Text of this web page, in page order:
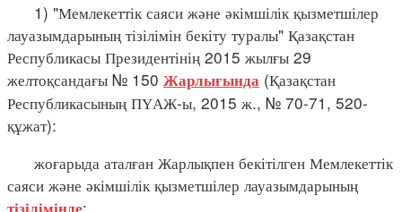
1) "Мемлекеттік саяси және әкімшілік қызметшілер
лауазымдарының тізілімін бекіту туралы" Қазақстан
Республикасы Президентінің 2015 жылғы 29
желтоқсандағы № 150 Жарлығында (Қазақстан
Республикасының ПҮАЖ-ы, 2015 ж., № 70-71, 520-
құжат):
жоғарыда аталған Жарлықпен бекітілген Мемлекеттік
саяси және әкімшілік қызметшілер лауазымдарының
: